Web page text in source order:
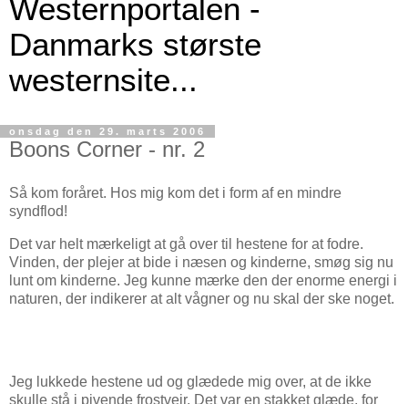
Westernportalen -
Danmarks største
westernsite...
onsdag den 29. marts 2006
Boons Corner - nr. 2
Så kom foråret. Hos mig kom det i form af en mindre
syndflod!
Det var helt mærkeligt at gå over til hestene for at fodre.
Vinden, der plejer at bide i næsen og kinderne, smøg sig nu
lunt om kinderne. Jeg kunne mærke den der enorme energi i
naturen, der indikerer at alt vågner og nu skal der ske noget.
Jeg lukkede hestene ud og glædede mig over, at de ikke
skulle stå i pivende frostvejr. Det var en stakket glæde, for